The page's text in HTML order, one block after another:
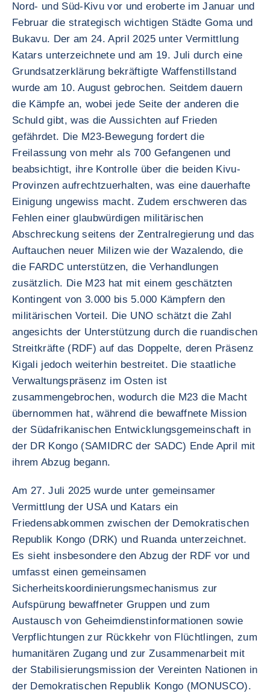
Nord- und Süd-Kivu vor und eroberte im Januar und
Februar die strategisch wichtigen Städte Goma und
Bukavu. Der am 24. April 2025 unter Vermittlung
Katars unterzeichnete und am 19. Juli durch eine
Grundsatzerklärung bekräftigte Waffenstillstand
wurde am 10. August gebrochen. Seitdem dauern
die Kämpfe an, wobei jede Seite der anderen die
Schuld gibt, was die Aussichten auf Frieden
gefährdet. Die M23-Bewegung fordert die
Freilassung von mehr als 700 Gefangenen und
beabsichtigt, ihre Kontrolle über die beiden Kivu-
Provinzen aufrechtzuerhalten, was eine dauerhafte
Einigung ungewiss macht. Zudem erschweren das
Fehlen einer glaubwürdigen militärischen
Abschreckung seitens der Zentralregierung und das
Auftauchen neuer Milizen wie der Wazalendo, die
die FARDC unterstützen, die Verhandlungen
zusätzlich. Die M23 hat mit einem geschätzten
Kontingent von 3.000 bis 5.000 Kämpfern den
militärischen Vorteil. Die UNO schätzt die Zahl
angesichts der Unterstützung durch die ruandischen
Streitkräfte (RDF) auf das Doppelte, deren Präsenz
Kigali jedoch weiterhin bestreitet. Die staatliche
Verwaltungspräsenz im Osten ist
zusammengebrochen, wodurch die M23 die Macht
übernommen hat, während die bewaffnete Mission
der Südafrikanischen Entwicklungsgemeinschaft in
der DR Kongo (SAMIDRC der SADC) Ende April mit
ihrem Abzug begann.
Am 27. Juli 2025 wurde unter gemeinsamer
Vermittlung der USA und Katars ein
Friedensabkommen zwischen der Demokratischen
Republik Kongo (DRK) und Ruanda unterzeichnet.
Es sieht insbesondere den Abzug der RDF vor und
umfasst einen gemeinsamen
Sicherheitskoordinierungsmechanismus zur
Aufspürung bewaffneter Gruppen und zum
Austausch von Geheimdienstinformationen sowie
Verpflichtungen zur Rückkehr von Flüchtlingen, zum
humanitären Zugang und zur Zusammenarbeit mit
der Stabilisierungsmission der Vereinten Nationen in
der Demokratischen Republik Kongo (MONUSCO).